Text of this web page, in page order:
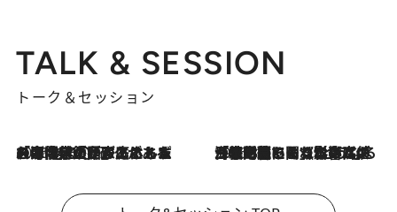
TALK & SESSION
トーク＆セッション
2026.8.3
「今後値上げがあるとすれば…」「リスクがあるのは今年の冬」エネルギー専門家が語る、ホルムズ海峡封鎖が家庭にもたらす“ある心配” 2026.8.3
「住宅建てられない…」「サーチャージ料の高値が続いている」ホルムズ海峡封鎖による影響はいつまで続く？《エネルギー専門家に聞く“どうなる日本の暮らし”》